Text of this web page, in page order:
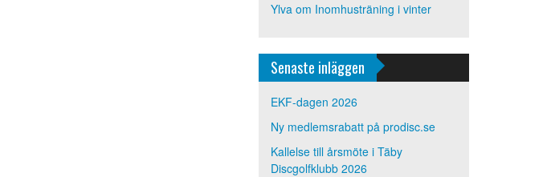
Ylvaom Inomhusträning i vinter
Senaste inläggen
EKF-dagen 2026
Ny medlemsrabatt på prodisc.se
Kallelse till årsmöte i Täby
Discgolfklubb 2026